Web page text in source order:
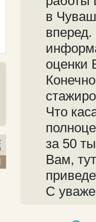
в
оценки
Что
за 50
Вам,
С